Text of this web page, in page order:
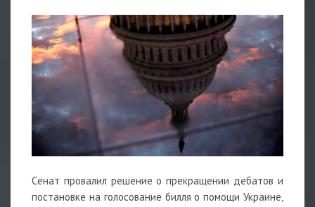
Сенат провалил решение о прекращении дебатов и
постановке на голосование билля о помощи Украине,